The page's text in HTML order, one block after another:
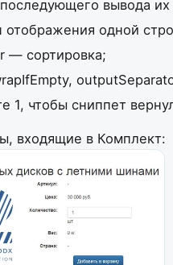
вывода
одной
— сортировка;
1, чтобы сниппет
входящие в Комплект: